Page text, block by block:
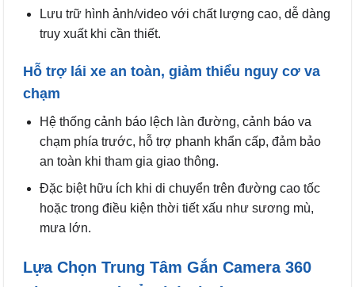
Lưu trữ hình ảnh/video với chất lượng cao, dễ dàng
truy xuất khi cần thiết.
Hỗ trợ lái xe an toàn, giảm thiểu nguy cơ va
chạm
Hệ thống cảnh báo lệch làn đường, cảnh báo va
chạm phía trước, hỗ trợ phanh khẩn cấp, đảm bảo
an toàn khi tham gia giao thông.
Đặc biệt hữu ích khi di chuyển trên đường cao tốc
hoặc trong điều kiện thời tiết xấu như sương mù,
mưa lớn.
Lựa Chọn Trung Tâm Gắn Camera 360